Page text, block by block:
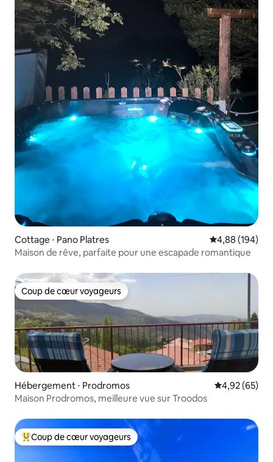
Cottage ⋅ Pano Platres Évaluation
4,88 (194)
Maison de rêve, parfaite pour une escapade romantique
Coup de cœur voyageurs
Coup de cœur voyageurs
Hébergement ⋅ Prodromos Évaluation
4,92 (65)
Maison Prodromos, meilleure vue sur Troodos
Coups de cœur voyageurs les plus appréciés
Coup de cœur voyageurs